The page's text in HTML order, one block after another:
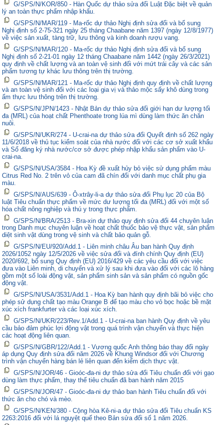
G/SPS/N/KOR/850 - Hàn Quốc dự thảo sửa đổi Luật Đặc biệt về quản
lý an toàn thực phẩm nhập khẩu.
G/SPS/N/MAR/119 - Ma-rốc dự thảo Nghị định sửa đổi và bổ sung
Nghị định số 2-75-321 ngày 25 tháng Chaabane năm 1397 (ngày 12/8/1977)
về việc sản xuất, tàng trữ, lưu thông và kinh doanh rượu vang.
G/SPS/N/MAR/120 - Ma-rốc dự thảo Nghị định sửa đổi và bổ sung
Nghị định số 2-21-01 ngày 12 tháng Chaabane năm 1442 (ngày 26/3/2021)
quy định về chất lượng và an toàn vệ sinh đối với mứt trái cây và các sản
phẩm tương tự khác lưu thông trên thị trường.
G/SPS/N/MAR/121 - Ma-rốc dự thảo Nghị định quy định về chất lượng
và an toàn vệ sinh đối với các loại gia vị và thảo mộc sấy khô dùng trong
ẩm thực lưu thông trên thị trường.
G/SPS/N/JPN/1423 - Nhật Bản dự thảo sửa đổi giới hạn dư lượng tối
đa (MRL) của hoạt chất Phenthoate trong lúa mì dùng làm thức ăn chăn
nuôi.
G/SPS/N/UKR/274 - U-crai-na dự thảo sửa đổi Quyết định số 262 ngày
11/6/2018 về thủ tục kiểm soát của nhà nước đối với các cơ sở xuất khẩu
và Sổ đăng ký nhà nước/cơ sở được phép nhập khẩu sản phẩm vào U-
crai-na.
G/SPS/N/USA/3584 - Hoa Kỳ đề xuất hủy bỏ việc sử dụng phẩm màu
Citrus Red No. 2 trên vỏ của cam đã chín đối với danh mục chất phụ gia
màu.
G/SPS/N/AUS/639 - Ô-xtrây-li-a dự thảo sửa đổi Phụ lục 20 của Bộ
luật Tiêu chuẩn thực phẩm về mức dư lượng tối đa (MRL) đối với một số
hóa chất nông nghiệp và thú y trong thực phẩm.
G/SPS/N/BRA/2513 - Bra-xin dự thảo quy định sửa đổi 44 chuyên luận
trong Danh mục chuyên luận về hoạt chất thuốc bảo vệ thực vật, sản phẩm
diệt sinh vật dùng trong vệ sinh và chất bảo quản gỗ.
G/SPS/N/EU/920/Add.1 - Liên minh châu Âu ban hành Quy định
2026/1052 ngày 12/5/2026 về việc sửa đổi và đính chính Quy định (EU)
2020/692, bổ sung Quy định (EU) 2016/429 về các yêu cầu đối với việc
đưa vào Liên minh, di chuyển và xử lý sau khi đưa vào đối với các lô hàng
gồm một số loài động vật, sản phẩm sinh sản và sản phẩm có nguồn gốc
động vật.
G/SPS/N/USA/3531/Add.1 - Hoa Kỳ ban hành quy định bãi bỏ việc cho
phép sử dụng chất tạo màu Orange B để tạo màu cho vỏ bọc hoặc bề mặt
xúc xích frankfurter và các loại xúc xích.
G/SPS/N/UKR/223/Rev.1/Add.1 - U-crai-na ban hành Quy định về yêu
cầu bảo đảm phúc lợi động vật trong quá trình vận chuyển và thực hiện
các hoạt động liên quan.
G/SPS/N/GBR/122/Add.1 - Vương quốc Anh thông báo thay đổi ngày
áp dụng Quy định sửa đổi năm 2026 về Khung Windsor đối với Chương
trình vận chuyển hàng bán lẻ liên quan đến kiểm dịch thực vật.
G/SPS/N/JOR/46 - Gioóc-đa-ni dự thảo sửa đổi Tiêu chuẩn đối với gạo
dùng làm thực phẩm, thay thế tiêu chuẩn đã ban hành năm 2015
G/SPS/N/JOR/47 - Gioóc-đa-ni dự thảo ban hành Tiêu chuẩn đối với
thức ăn cho chó và mèo.
G/SPS/N/KEN/380 - Cộng hòa Kê-ni-a dự thảo sửa đổi Tiêu chuẩn KS
2263:2016 đối với lá nguyệt quế theo Bản sửa đổi số 1 năm 2026.